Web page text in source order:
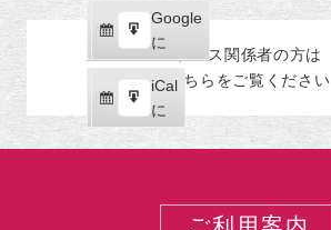
カ
テ
ゴ
Google
で
購
読
iCal
で
購
読
Google
に
エ
ク
ス
ポ
iCal
に
エ
ク
プレス関係者の方は
こちらをご覧ください